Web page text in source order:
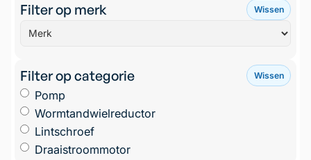
Filter op merk Wissen
Filter op categorie Wissen
Pomp
Wormtandwielreductor
Lintschroef
Draaistroommotor